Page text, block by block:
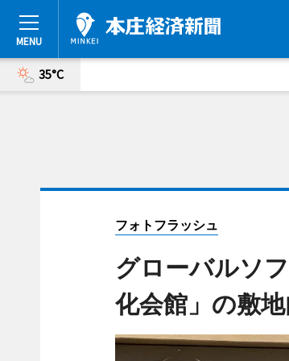
35°C
フォトフラッシュ
グローバルソ
化会館」の敷